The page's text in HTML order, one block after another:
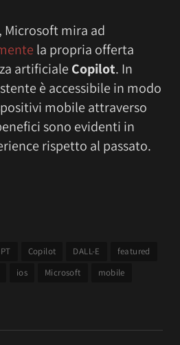
Microsoft mira ad
la propria offerta
artificiale Copilot. In
è accessibile in modo
mobile attraverso
sono evidenti in
rispetto al passato.
Copilot DALL-E
featured
ios Microsoft
mobile